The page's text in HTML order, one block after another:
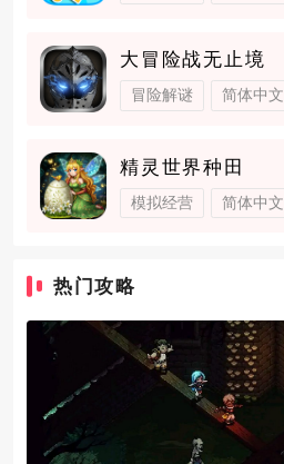
大冒险战无止境
冒险解谜 简体中文
精灵世界种田
模拟经营 简体中文
热门攻略